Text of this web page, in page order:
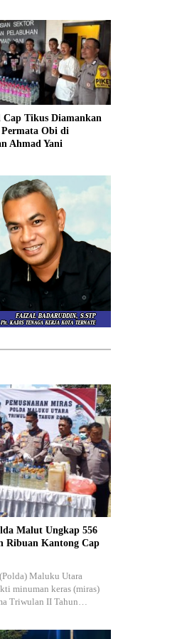
Cap Tikus Diamankan
Obi di
Ahmad Yani
Malut Ungkap 556
Ribuan Kantong Cap
Maluku Utara
minuman keras (miras)
Triwulan II Tahun…